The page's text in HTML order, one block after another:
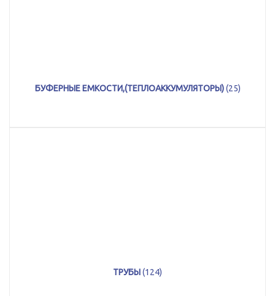
БУФЕРНЫЕ ЕМКОСТИ,(ТЕПЛОАККУМУЛЯТОРЫ)(25)
ТРУБЫ(124)